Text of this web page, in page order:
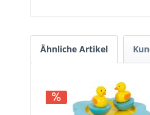
Ähnliche Artikel